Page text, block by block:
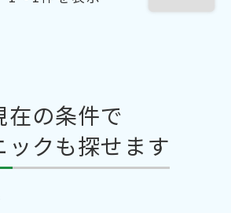
在の条件で
ックも探せます